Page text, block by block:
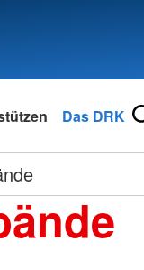
Das DRK